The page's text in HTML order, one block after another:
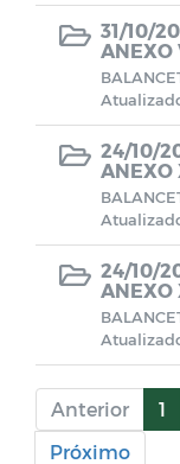
RESUMO
31/10/
ANEXO
24/10/
ANEXO
24/10/
ANEXO
Anterior 1
Próximo